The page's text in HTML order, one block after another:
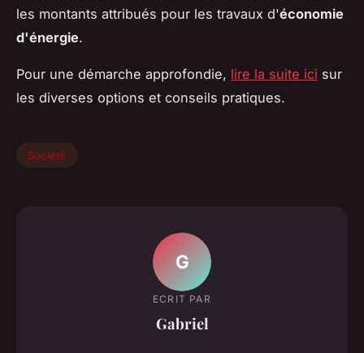
les montants attribués pour les travaux d'économie
d'énergie.
Pour une démarche approfondie, lire la suite ici sur
les diverses options et conseils pratiques.
Société
G
ECRIT PAR
Gabriel